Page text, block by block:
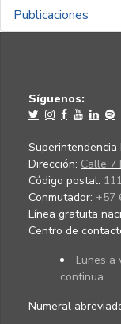
Publicaciones
Síguenos:
Superintendencia
Dirección: Calle 7
Código postal:
Conmutador: +57
Línea gratuita
Centro de
Lunes a
continua.
Numeral